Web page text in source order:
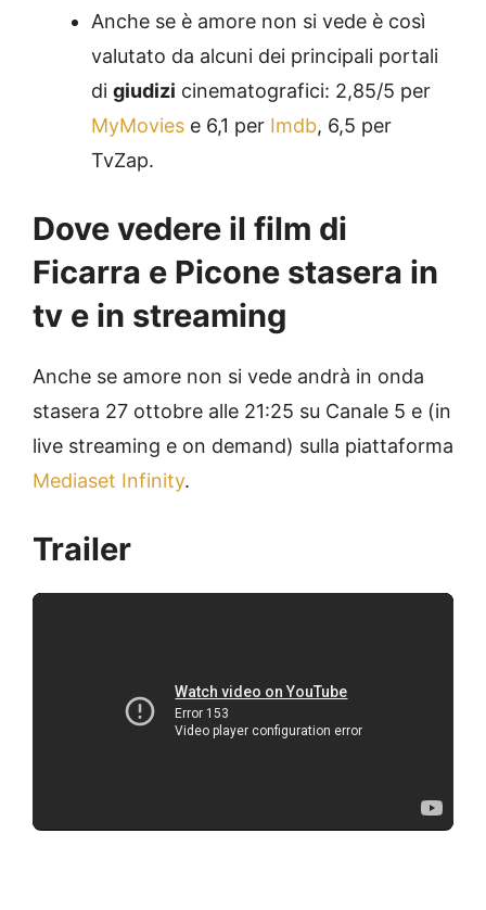
Anche se è amore non si vede è così
valutato da alcuni dei principali portali
di giudizi cinematografici: 2,85/5 per
MyMovies e 6,1 per Imdb, 6,5 per
TvZap.
Dove vedere il film di
Ficarra e Picone stasera in
tv e in streaming
Anche se amore non si vede andrà in onda
stasera 27 ottobre alle 21:25 su Canale 5 e (in
live streaming e on demand) sulla piattaforma
Mediaset Infinity.
Trailer